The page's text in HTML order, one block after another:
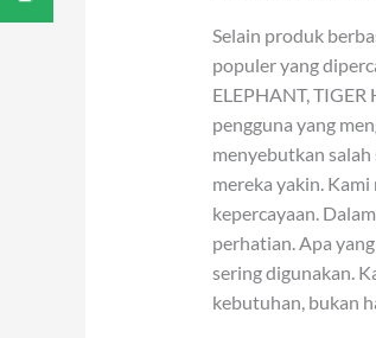
Selain produk
populer yang
ELEPHANT,
pengguna yang
menyebutkan
mereka yakin.
kepercayaan.
perhatian. Apa
sering digunakan.
kebutuhan, bukan